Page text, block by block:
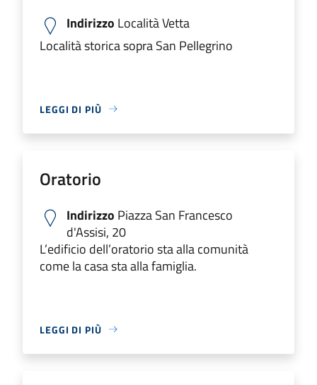
Indirizzo Località Vetta
Località storica sopra San Pellegrino
LEGGI DI PIÙ
Oratorio
Indirizzo Piazza San Francesco
d'Assisi, 20
L’edificio dell’oratorio sta alla comunità
come la casa sta alla famiglia.
LEGGI DI PIÙ